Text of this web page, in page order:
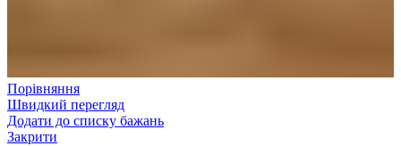
Порівняння
Швидкий перегляд
Додати до списку бажань
Закрити